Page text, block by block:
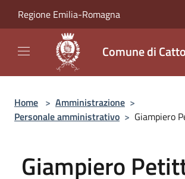
Regione Emilia-Romagna
Comune di
Home > Amministrazione >
Personale amministrativo > Giampiero
Giampiero